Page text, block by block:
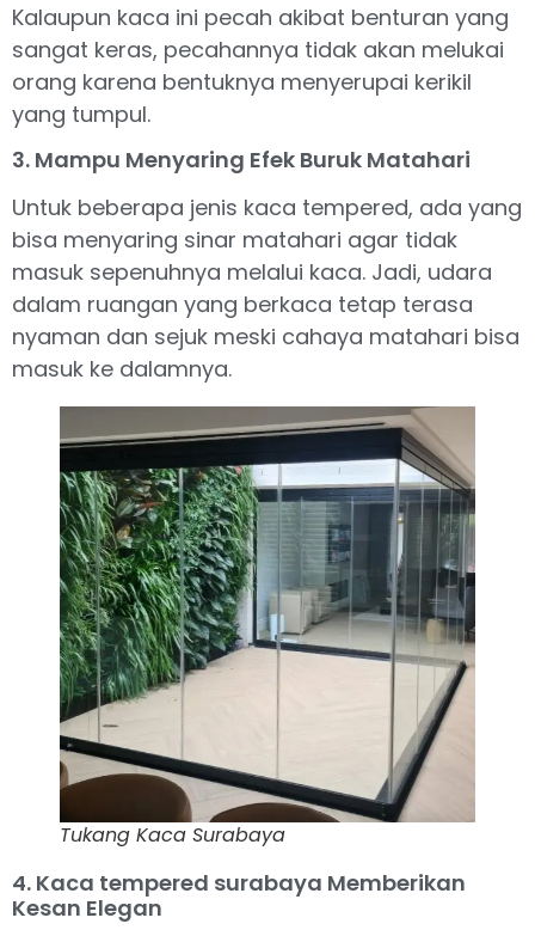
Kalaupun kaca ini pecah akibat benturan yang
sangat keras, pecahannya tidak akan melukai
orang karena bentuknya menyerupai kerikil
yang tumpul.
3. Mampu Menyaring Efek Buruk Matahari
Untuk beberapa jenis kaca tempered, ada yang
bisa menyaring sinar matahari agar tidak
masuk sepenuhnya melalui kaca. Jadi, udara
dalam ruangan yang berkaca tetap terasa
nyaman dan sejuk meski cahaya matahari bisa
masuk ke dalamnya.
Tukang Kaca Surabaya
4. Kaca tempered surabaya Memberikan
Kesan Elegan